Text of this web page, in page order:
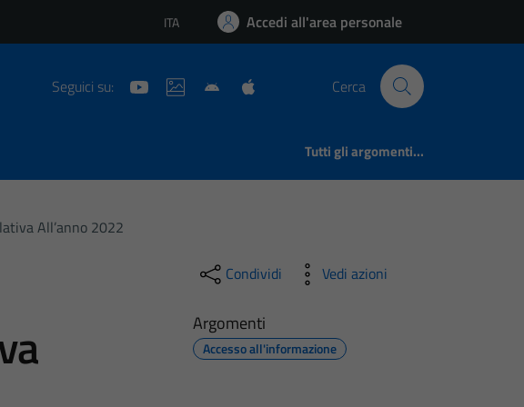
Lingua attiva:
ITA Accedi all'area personale
Seguici su: Cerca
Tutti gli argomenti...
All’anno 2022
Condividi Vedi azioni
Argomenti
Accesso all'informazione